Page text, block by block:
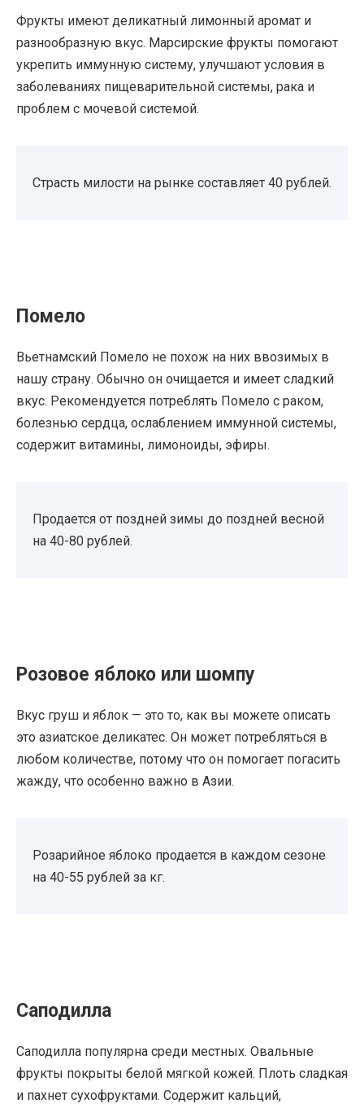
Фрукты имеют деликатный лимонный аромат и
разнообразную вкус. Марсирские фрукты помогают
укрепить иммунную систему, улучшают условия в
заболеваниях пищеварительной системы, рака и
проблем с мочевой системой.
Страсть милости на рынке составляет 40 рублей.
Помело
Вьетнамский Помело не похож на них ввозимых в
нашу страну. Обычно он очищается и имеет сладкий
вкус. Рекомендуется потреблять Помело с раком,
болезнью сердца, ослаблением иммунной системы,
содержит витамины, лимоноиды, эфиры.
Продается от поздней зимы до поздней весной
на 40-80 рублей.
Розовое яблоко или шомпу
Вкус груш и яблок — это то, как вы можете описать
это азиатское деликатес. Он может потребляться в
любом количестве, потому что он помогает погасить
жажду, что особенно важно в Азии.
Розарийное яблоко продается в каждом сезоне
на 40-55 рублей за кг.
Саподилла
Саподилла популярна среди местных. Овальные
фрукты покрыты белой мягкой кожей. Плоть сладкая
и пахнет сухофруктами. Содержит кальций,